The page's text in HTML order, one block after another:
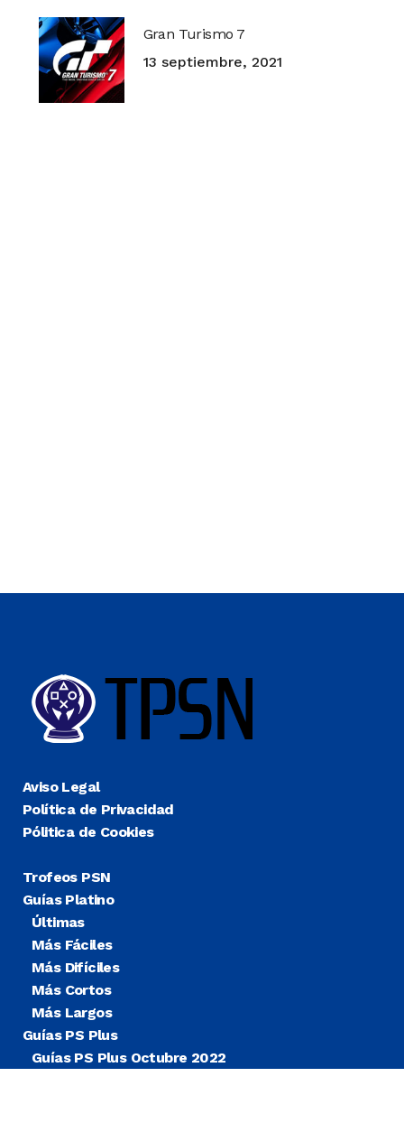
Gran Turismo 7
13 septiembre, 2021
Aviso Legal
Política de Privacidad
Pólitica de Cookies
Trofeos PSN
Guías Platino
Últimas
Más Fáciles
Más Difíciles
Más Cortos
Más Largos
Guías PS Plus
Guías PS Plus Octubre 2022